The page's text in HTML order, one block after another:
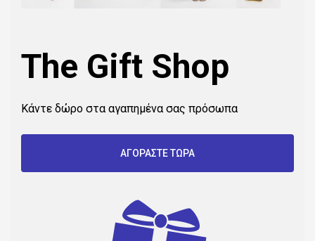
The Gift Shop
Κάντε δώρο στα αγαπημένα σας πρόσωπα
ΑΓΟΡΑΣΤΕ ΤΩΡΑ